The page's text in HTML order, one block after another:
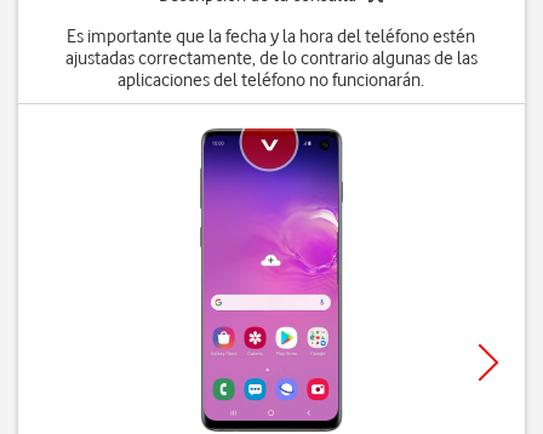
Es importante que la fecha y la hora del teléfono estén
ajustadas correctamente, de lo contrario algunas de las
aplicaciones del teléfono no funcionarán.